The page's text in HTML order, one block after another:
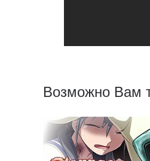
Возможно Вам